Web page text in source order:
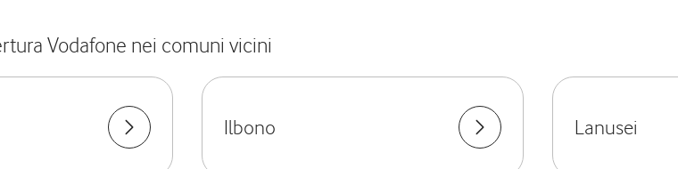
Vodafone nei comuni vicini
Ilbono Lanusei